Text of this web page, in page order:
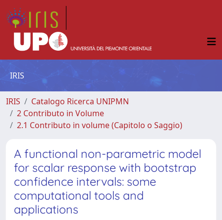
IRIS
IRIS
Catalogo Ricerca UNIPMN
2 Contributo in Volume
2.1 Contributo in volume (Capitolo o Saggio)
A functional non-parametric model
for scalar response with bootstrap
confidence intervals: some
computational tools and
applications